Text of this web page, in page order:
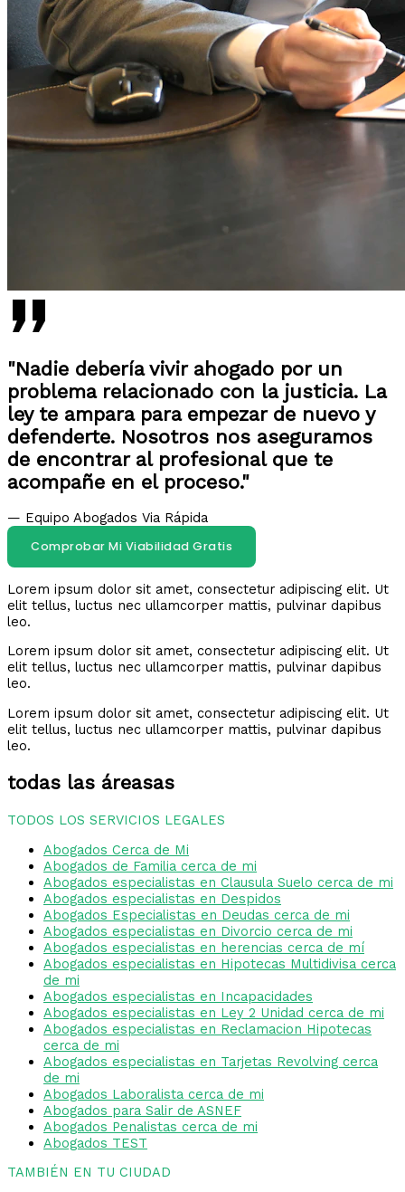
"Nadie debería vivir ahogado por un
problema relacionado con la justicia. La
ley te ampara para empezar de nuevo y
defenderte. Nosotros nos aseguramos
de encontrar al profesional que te
acompañe en el proceso."
— Equipo Abogados Via Rápida
Comprobar Mi Viabilidad Gratis
Lorem ipsum dolor sit amet, consectetur adipiscing elit. Ut
elit tellus, luctus nec ullamcorper mattis, pulvinar dapibus
leo.
Lorem ipsum dolor sit amet, consectetur adipiscing elit. Ut
elit tellus, luctus nec ullamcorper mattis, pulvinar dapibus
leo.
Lorem ipsum dolor sit amet, consectetur adipiscing elit. Ut
elit tellus, luctus nec ullamcorper mattis, pulvinar dapibus
leo.
todas las áreasas
TODOS LOS SERVICIOS LEGALES
Abogados Cerca de Mi
Abogados de Familia cerca de mi
Abogados especialistas en Clausula Suelo cerca de mi
Abogados especialistas en Despidos
Abogados Especialistas en Deudas cerca de mi
Abogados especialistas en Divorcio cerca de mi
Abogados especialistas en herencias cerca de mí
Abogados especialistas en Hipotecas Multidivisa cerca
de mi
Abogados especialistas en Incapacidades
Abogados especialistas en Ley 2 Unidad cerca de mi
Abogados especialistas en Reclamacion Hipotecas
cerca de mi
Abogados especialistas en Tarjetas Revolving cerca
de mi
Abogados Laboralista cerca de mi
Abogados para Salir de ASNEF
Abogados Penalistas cerca de mi
Abogados TEST
TAMBIÉN EN TU CIUDAD